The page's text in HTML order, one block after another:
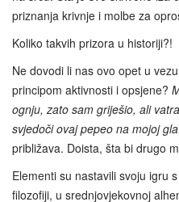
priznanja krivnje i molbe za
Koliko takvih prizora u historiji?!
Ne dovodi li nas ovo opet u
principom aktivnosti i opsjene?
ognju, zato sam griješio, ali
svjedoči ovaj pepeo na mojoj
približava. Doista, šta bi drugo
Elementi su nastavili svoju igru
filozofiji, u srednjovjekovnoj